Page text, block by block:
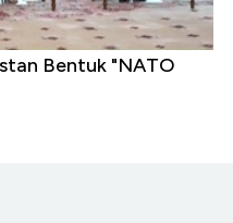
Bentuk "NATO